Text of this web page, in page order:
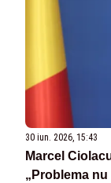
30 iun. 2026, 15:43
Marcel
„Problema